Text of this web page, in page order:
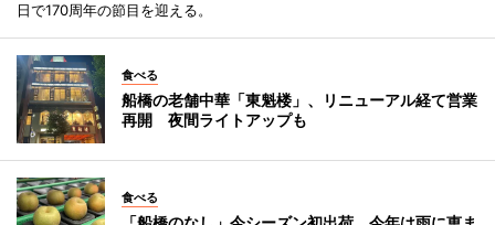
日で170周年の節目を迎える。
食べる
船橋の老舗中華「東魁楼」、リニューアル経て営業
再開 夜間ライトアップも
食べる